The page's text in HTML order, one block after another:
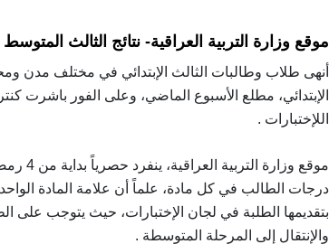
موقع وزارة التربية العراقية- نتائج الثالث المتوسط
أنهى طلاب وطالبات الثالث الإبتدائي في مختلف مدن
الإبتدائي، مطلع الأسبوع الماضي، وعلى الفور باشرت
اللإختبارات .
موقع
بتقديمها الطلبة في لجان الإختبارات، حيث يتوجب على
والإنتقال إلى المرحلة المتوسطة .